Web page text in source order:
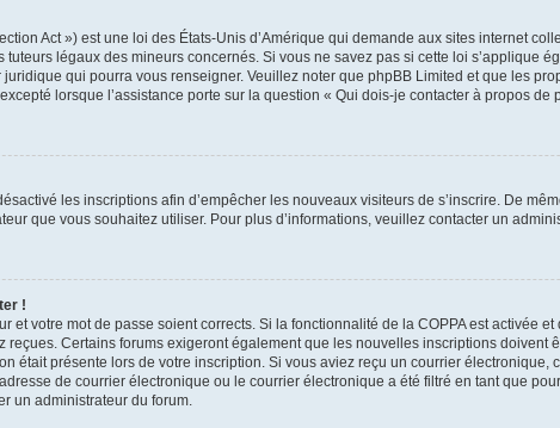
Act ») est une loi des États-Unis d’Amérique qui demande aux sites internet
légaux des mineurs concernés. Si vous ne savez pas si cette loi s’applique
qui pourra vous renseigner. Veuillez noter que phpBB Limited et que les
lorsque l’assistance porte sur la question « Qui dois-je contacter à propos de
les inscriptions afin d’empêcher les nouveaux visiteurs de s’inscrire. De
que vous souhaitez utiliser. Pour plus d’informations, veuillez contacter un
!
et votre mot de passe soient corrects. Si la fonctionnalité de la COPPA est activée
Certains forums exigeront également que les nouvelles inscriptions doivent
était présente lors de votre inscription. Si vous aviez reçu un courrier
de courrier électronique ou le courrier électronique a été filtré en tant que
un administrateur du forum.